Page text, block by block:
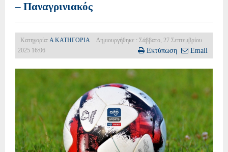
– Παναγρινιακός
Κατηγορία: Α ΚΑΤΗΓΟΡΙΑ
Δημιουργήθηκε : Σάββατο, 27 Σεπτεμβρίου
2025 16:06
Εκτύπωση Email